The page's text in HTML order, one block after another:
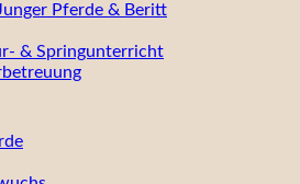
Pferde & Beritt
& Springunterricht